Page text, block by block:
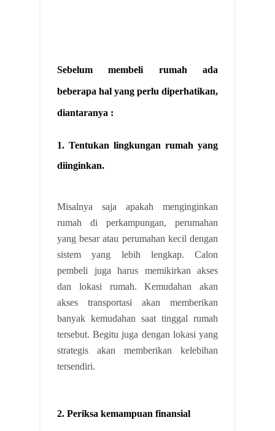
Sebelum membeli rumah ada
beberapa hal yang perlu diperhatikan,
diantaranya :
1. Tentukan lingkungan rumah yang
diinginkan.
Misalnya saja apakah menginginkan
rumah di perkampungan, perumahan
yang besar atau perumahan kecil dengan
sistem yang lebih lengkap. Calon
pembeli juga harus memikirkan akses
dan lokasi rumah. Kemudahan akan
akses transportasi akan memberikan
banyak kemudahan saat tinggal rumah
tersebut. Begitu juga dengan lokasi yang
strategis akan memberikan kelebihan
tersendiri.
2. Periksa kemampuan finansial